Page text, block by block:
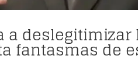
a deslegitimizar
fantasmas de